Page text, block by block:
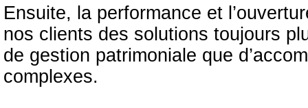
Ensuite, la performance et
nos clients des solutions toujours
de gestion patrimoniale que
complexes.